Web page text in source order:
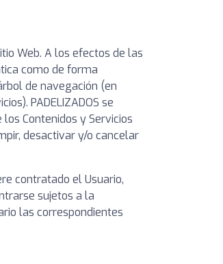
Web. A los efectos de las
como de forma
de navegación (en
PADELIZADOS se
Contenidos y Servicios
desactivar y/o cancelar
contratado el Usuario,
sujetos a la
las correspondientes